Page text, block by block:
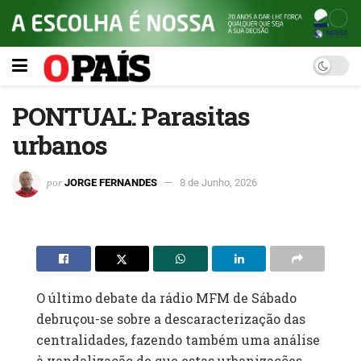
PONTUAL: Parasitas
urbanos
por JORGE FERNANDES 8 de Junho, 2026
O último debate da rádio MFM de Sábado
debruçou-se sobre a descaracterização das
centralidades, fazendo também uma análise